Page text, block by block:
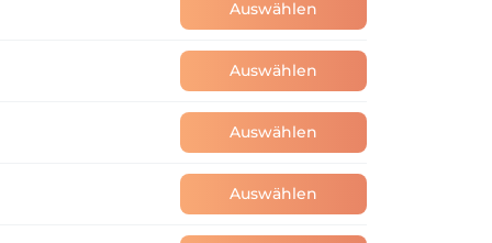
Auswählen
Auswählen
Auswählen
Auswählen